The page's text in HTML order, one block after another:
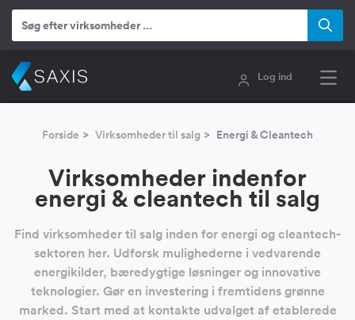
Log ind
Forside Virksomheder til salg Energi & Cleantech
Virksomheder indenfor
energi & cleantech til salg
Find virksomheder til salg inden for energi og cleantech-
sektoren her. Udforsk mulighederne i vedvarende
energikilder, bæredygtige løsninger og innovative
teknologier. Gør en investering i fremtidens grønne
marked. Start med at kontakte udvalget af etablerede